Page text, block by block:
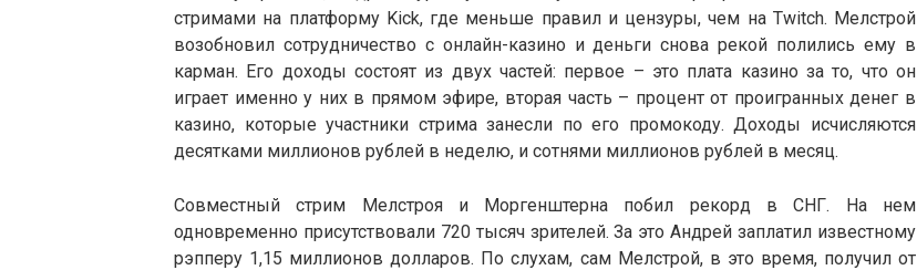
стримами на платформу Kick, где меньше правил и цензуры, чем на Twitch. Мелстрой
возобновил сотрудничество с онлайн-казино и деньги снова рекой полились ему в
карман. Его доходы состоят из двух частей: первое – это плата казино за то, что он
играет именно у них в прямом эфире, вторая часть – процент от проигранных денег в
казино, которые участники стрима занесли по его промокоду. Доходы исчисляются
десятками миллионов рублей в неделю, и сотнями миллионов рублей в месяц.
Совместный стрим Мелстроя и Моргенштерна побил рекорд в СНГ. На нем
одновременно присутствовали 720 тысяч зрителей. За это Андрей заплатил известному
рэпперу 1,15 миллионов долларов. По слухам, сам Мелстрой, в это время, получил от